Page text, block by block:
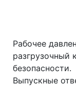
Рабочее
разгрузочный
безопасности.
Выпускные